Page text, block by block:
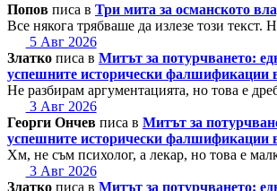
Попов писа в Три мита за османското
Все някога трябваше да излезе този текст.
5 Авг 2026
Златко писа в Митът за потурчването:
успешните исторически фалшификации
Не разбирам аргументацията, но това е
3 Авг 2026
Георги Ончев писа в Митът за
успешните исторически фалшификации
Хм, не съм психолог, а лекар, но това е
3 Авг 2026
Златко писа в Митът за потурчването: